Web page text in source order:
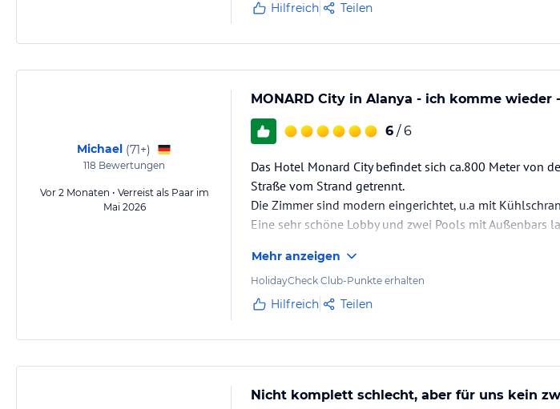
Hilfreich Teilen
Michael (71+)
118 Bewertungen
Vor 2 Monaten • Verreist als Paar im
Mai 2026
MONARD City in Alanya - ich komme wieder -
6 / 6
Das Hotel Monard City befindet sich ca.800 Meter von
Straße vom Strand getrennt.
Die Zimmer sind modern eingerichtet, u.a mit
Eine sehr schöne Lobby und zwei Pools mit Außenbars
Alle Bereiche des Hotels sind sehr sauber.
Nur von einer Straße getrennt erreicht man den Strand,
Mehr anzeigen
HolidayCheck Club-Punkte erhalten
Hilfreich Teilen
Nicht komplett schlecht, aber für uns kein